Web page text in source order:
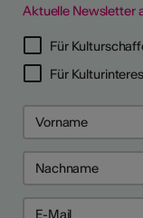
Aktuelle Newsletter
Für
Für